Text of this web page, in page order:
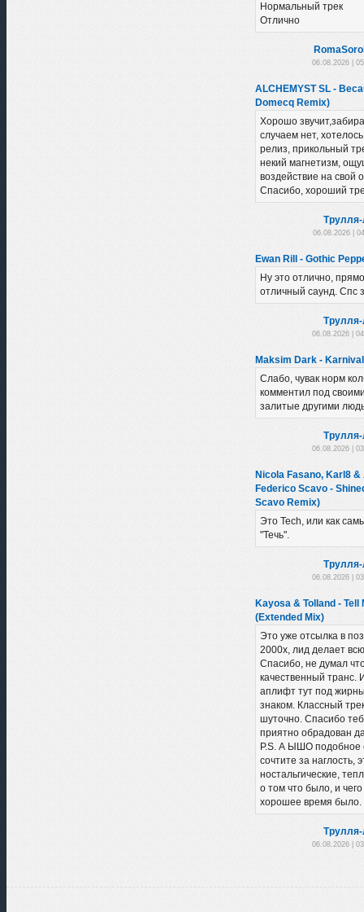
Нормальный трек
Отлично
06.08.2026 |
ALCHEMYST SL -
Domecq Remix)
Хорошо
случаем нет,
релиз, прикольный
некий магнетизм,
воздействие на свой
Спасибо, хороший
06.08.2026 |
Ewan Rill - Gothic
Ну это отлично,
отличный саунд. Спс
06.08.2026 |
Maksim Dark - Karnival
Слабо, чувак норм
комментил под
залитые другими
06.08.2026 |
Nicola Fasano, Karl8
Federico Scavo -
Scavo Remix)
Это Tech, или как
"Течь".
06.08.2026 |
Kayosa & Tolland - Tell
(Extended Mix)
Это уже отсылка в
2000х, лид делает
Спасибо, не думал
качественный транс.
аплифт тут под
знаком. Классный
шуточно. Спасибо
приятно обрадован
P.S. А ЫШО подобное
сочтите за наглость,
ностальгические,
о том что было, и
хорошее время
06.08.2026 |